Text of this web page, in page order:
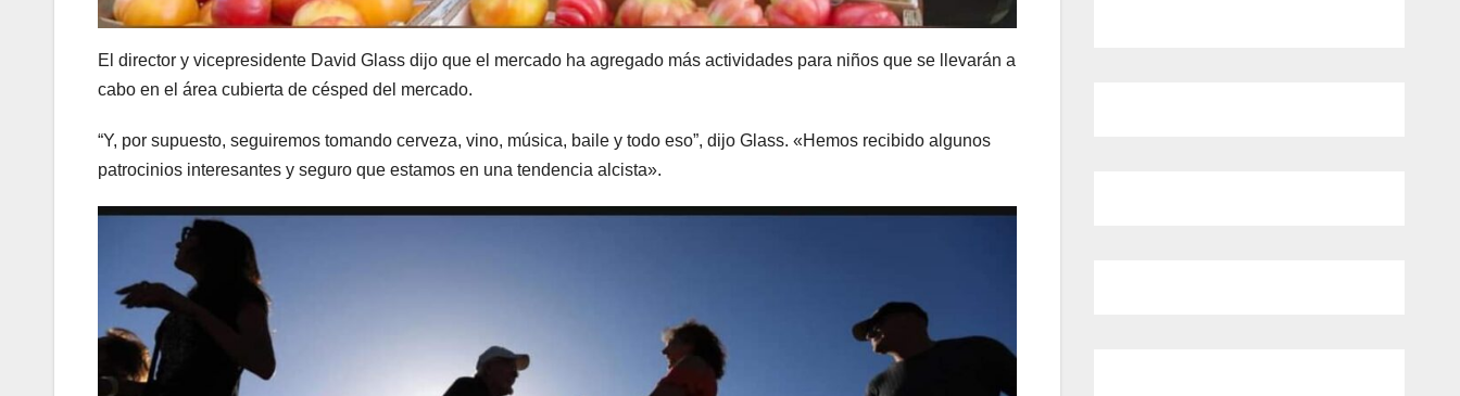
El director y vicepresidente David Glass dijo que el mercado ha agregado más actividades para niños que se llevarán a
cabo en el área cubierta de césped del mercado.
“Y, por supuesto, seguiremos tomando cerveza, vino, música, baile y todo eso”, dijo Glass. «Hemos recibido algunos
patrocinios interesantes y seguro que estamos en una tendencia alcista».